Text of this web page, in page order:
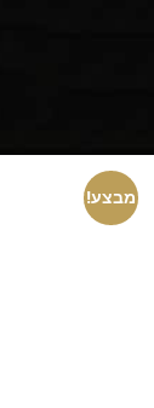
מבצע!